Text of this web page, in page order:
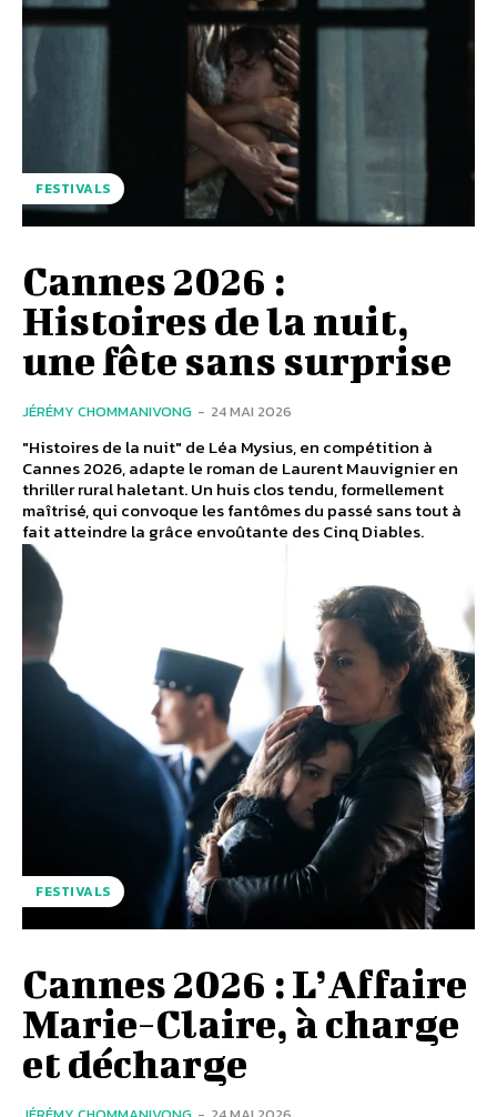
FESTIVALS
Cannes 2026 :
Histoires de la nuit,
une fête sans surprise
JÉRÉMY CHOMMANIVONG - 24 MAI 2026
"Histoires de la nuit" de Léa Mysius, en compétition à
Cannes 2026, adapte le roman de Laurent Mauvignier en
thriller rural haletant. Un huis clos tendu, formellement
maîtrisé, qui convoque les fantômes du passé sans tout à
fait atteindre la grâce envoûtante des Cinq Diables.
FESTIVALS
Cannes 2026 : L’Affaire
Marie-Claire, à charge
et décharge